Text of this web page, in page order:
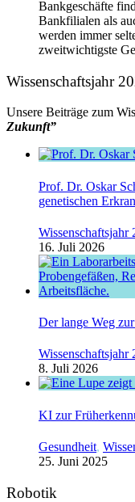
Bankgeschäfte
Bankfilialen als
werden immer
zweitwichtigste
Wissenschaftsjahr
Unsere Beiträge zum
Zukunft”
Prof. Dr. Oskar
genetischen
Wissenschaftsjahr
16. Juli 2026
Der lange Weg
Wissenschaftsjahr
8. Juli 2026
KI zur
Gesundheit,
25. Juni 2025
Robotik